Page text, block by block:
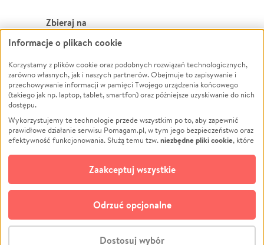
Zbieraj na
Leczenie
Zwierzęta
Pożar
Ukraina
Pomoc Finansowa
Projekty
Pogrzeb
Społeczność lokalna
Kultura
Powódź
Wichura
NGO
Edukacja
Podróż
Impreza
Ochrona środowiska
Biznes
© CROWDING SP. Z O.O.
Informacje o plikach cookie
Korzystamy z plików cookie oraz podobnych rozwiązań technologicznych,
zarówno własnych, jak i naszych partnerów. Obejmuje to zapisywanie i
przechowywanie informacji w pamięci Twojego urządzenia końcowego
(takiego jak np. laptop, tablet, smartfon) oraz późniejsze uzyskiwanie do nich
dostępu.
Wykorzystujemy te technologie przede wszystkim po to, aby zapewnić
prawidłowe działanie serwisu Pomagam.pl, w tym jego bezpieczeństwo oraz
efektywność funkcjonowania. Służą temu tzw.niezbędne pliki cookie, które
opcjonalnych plików cookie
technologii do celów analitycznych i retargetingowych. Możesz wyrazić
zgodę na ich stosowanie lub jej odmówić. W dowolnym momencie masz
możliwość zmiany swoich preferencji na stronie „Zarządzaj zgodami cookie”,
do której link znajdziesz w stopce serwisu Pomagam.pl. Opcjonalne pliki
cookie wykorzystywane są w następujących celach:
działanie serwisu Pomagam.pl. Dzięki nim możemy zrozumieć, jak
Dostosuj wybór
Odrzuć opcjonalne
Zaakceptuj wszystkie